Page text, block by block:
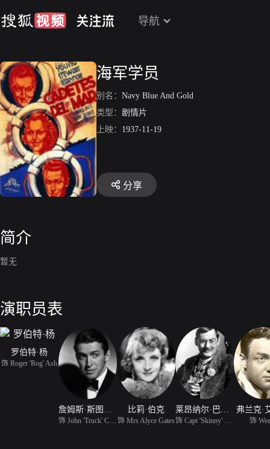
导航
海军学员
别名： Navy Blue And Gold
类型： 剧情片
上映： 1937-11-19
分享
简介
暂无
演职员表
罗伯特·杨
饰 Roger 'Rog' Ash
比莉·伯克
饰 Mrs Alyce Gates
弗兰克·
饰